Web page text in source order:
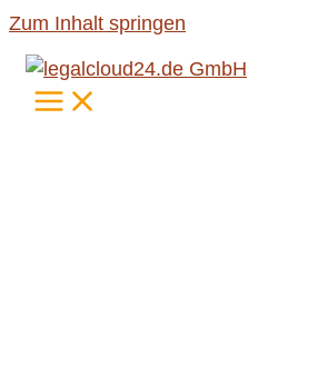
Zum Inhalt springen